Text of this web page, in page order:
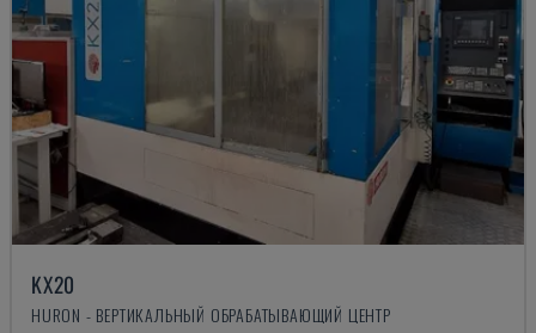
KX20
HURON - ВЕРТИКАЛЬНЫЙ ОБРАБАТЫВАЮЩИЙ ЦЕНТР